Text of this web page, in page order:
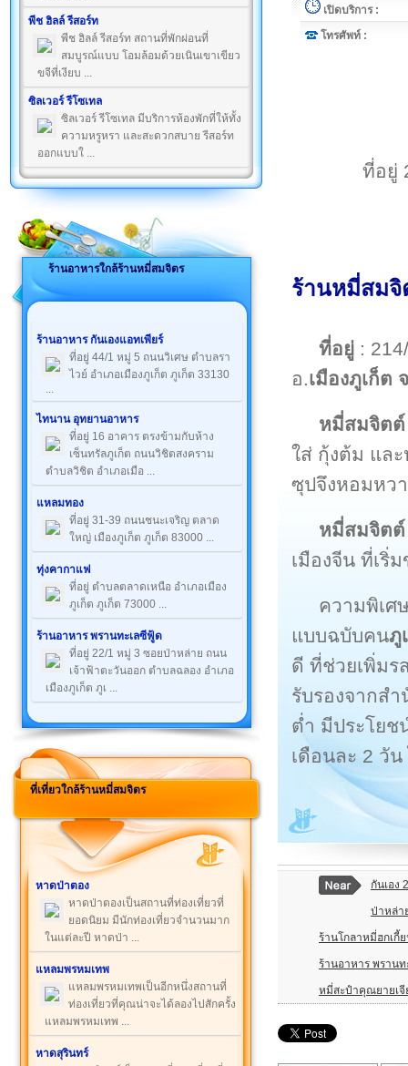
พีช ฮิลล์ รีสอร์ท
พีช ฮิลล์ รีสอร์ท สถานที่พักผ่อนที่
สมบูรณ์แบบ โอมล้อมด้วยเนินเขาเขียว
ขจีที่เงียบ ...
ซิลเวอร์ รีโซเทล
ซิลเวอร์ รีโซเทล มีบริการห้องพักที่ให้ทั้ง
ความหรูหรา และสะดวกสบาย รีสอร์ท
ออกแบบใ ...
ร้านอาหารใกล้ร้านหมี่สมจิตร
ร้านอาหาร กันเองแอทเพียร์
ที่อยู่ 44/1 หมู่ 5 ถนนวิเศษ ตำบลรา
ไวย์ อำเภอเมืองภูเก็ต ภูเก็ต 33130
...
ไทนาน อุทยานอาหาร
ที่อยู่ 16 อาคาร ตรงข้ามกับห้าง
เซ็นทรัลภูเก็ต ถนนวิชิตสงคราม
ตำบลวิชิต อำเภอเมือ ...
แหลมทอง
ที่อยู่ 31-39 ถนนชนะเจริญ ตลาด
ใหญ่ เมืองภูเก็ต ภูเก็ต 83000 ...
ทุ่งคากาแฟ
ที่อยู่ ตำบลตลาดเหนือ อำเภอเมือง
ภูเก็ต ภูเก็ต 73000 ...
ร้านอาหาร พรานทะเลซีฟู้ด
ที่อยู่ 22/1 หมู่ 3 ซอยป่าหล่าย ถนน
เจ้าฟ้าตะวันออก ตำบลฉลอง อำเภอ
เมืองภูเก็ต ภูเ ...
ที่เที่ยวใกล้ร้านหมี่สมจิตร
หาดป่าตอง
หาดป่าตองเป็นสถานที่ท่องเที่ยวที่
ยอดนิยม มีนักท่องเที่ยวจำนวนมาก
ในแต่ละปี หาดป่า ...
แหลมพรหมเทพ
แหลมพรหมเทพเป็นอีกหนึ่งสถานที่
ท่องเที่ยวที่คุณน่าจะได้ลองไปสักครั้ง
แหลมพรหมเทพ ...
หาดสุรินทร์
เปิดบริการ :
โทรศัพท์ :
ที่อยู่
ร้านหมี่สมจิ
ที่อยู่ :
อ. เมืองภูเก็ต
หมี่สมจิตต์
ใส่ กุ้งต้ม แล
ซุปจึงหอมหว
หมี่สมจิตต์
เมืองจีน ที่เริ่
ความพิเศ
แบบฉบับคนภู
ดี ที่ช่วยเพิ่ม
รับรองจากส
ต่ำ มีประโยช
เดือนละ 2 วั
กันเอง 2
ป่าหล่า
ร้านโกลาหมี่ฮกเกี้
ร้านอาหาร พราน
หมี่สะปำคุณยายเจี